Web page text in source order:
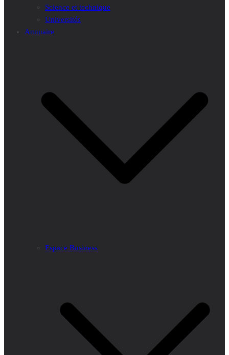
Science et technique
Universités
Annuaire
Espace Business